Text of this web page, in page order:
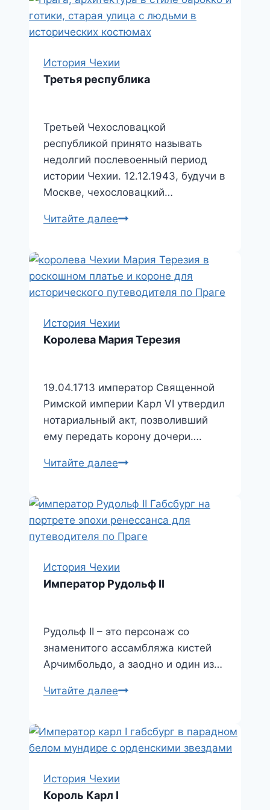
a
s
в
и
История Чехии
Третья республика
Третьей Чехословацкой
республикой принято называть
недолгий послевоенный период
истории Чехии. 12.12.1943, будучи в
Москве, чехословацкий…
Читайте далееТретья
История Чехии
Королева Мария Терезия
19.04.1713 император Священной
Римской империи Карл VI утвердил
нотариальный акт, позволивший
ему передать корону дочери….
Читайте далееКоролева
История Чехии
Император Рудольф II
Рудольф II – это персонаж со
знаменитого ассамбляжа кистей
Арчимбольдо, а заодно и один из…
Читайте далееИмператор
История Чехии
Король Карл I